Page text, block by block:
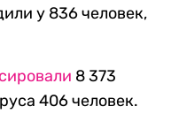
у 836 человек,
8 373
406 человек.